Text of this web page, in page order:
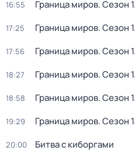
16:55 Граница миров. Сезон 1
17:25 Граница миров. Сезон 1
17:56 Граница миров. Сезон 1
18:27 Граница миров. Сезон 1
18:58 Граница миров. Сезон 1
19:29 Граница миров. Сезон 1
20:00 Битва с киборгами